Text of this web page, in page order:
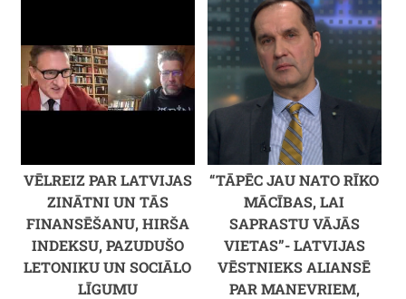
VĒLREIZ PAR LATVIJAS
ZINĀTNI UN TĀS
FINANSĒŠANU, HIRŠA
INDEKSU, PAZUDUŠO
LETONIKU UN SOCIĀLO
LĪGUMU
“TĀPĒC JAU NATO RĪKO
MĀCĪBAS, LAI
SAPRASTU VĀJĀS
VIETAS”- LATVIJAS
VĒSTNIEKS ALIANSĒ
PAR MANEVRIEM,